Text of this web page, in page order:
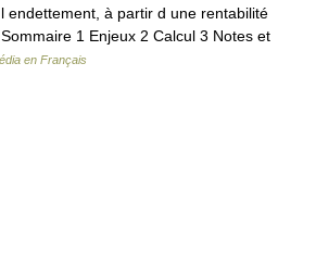
endettement, à partir d une rentabilité
1 Enjeux 2 Calcul 3 Notes et
en Français